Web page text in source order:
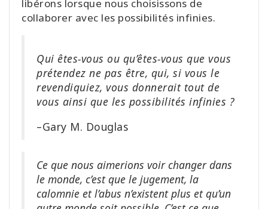
libérons lorsque nous choisissons de
collaborer avec les possibilités infinies.
Qui êtes-vous ou qu’êtes-vous que vous
prétendez ne pas être, qui, si vous le
revendiquiez, vous donnerait tout de
vous ainsi que les possibilités infinies ?
–Gary M. Douglas
Ce que nous aimerions voir changer dans
le monde, c’est que le jugement, la
calomnie et l’abus n’existent plus et qu’un